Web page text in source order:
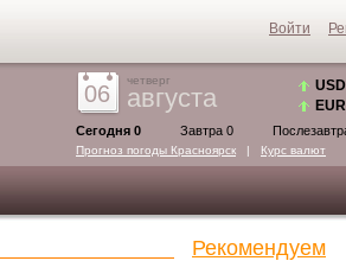
06
четверг
августа
Сегодня 0 Завтра 0
Прогноз погоды Красноярск | Курс валют
USD
EUR
Рекомендуем
Войти